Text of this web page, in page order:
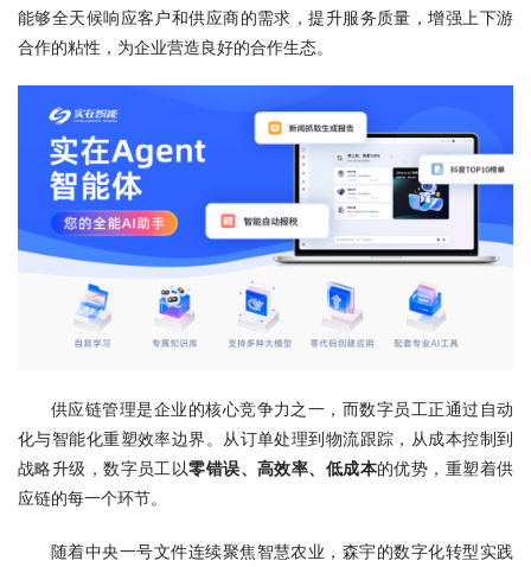
能够全天候响应客户和供应商的需求，提升服务质量，增强上下游
合作的粘性，为企业营造良好的合作生态。
供应链管理是企业的核心竞争力之一，而数字员工正通过自动
化与智能化重塑效率边界。从订单处理到物流跟踪，从成本控制到
战略升级，数字员工以零错误、高效率、低成本的优势，重塑着供
应链的每一个环节。
随着中央一号文件连续聚焦智慧农业，森宇的数字化转型实践